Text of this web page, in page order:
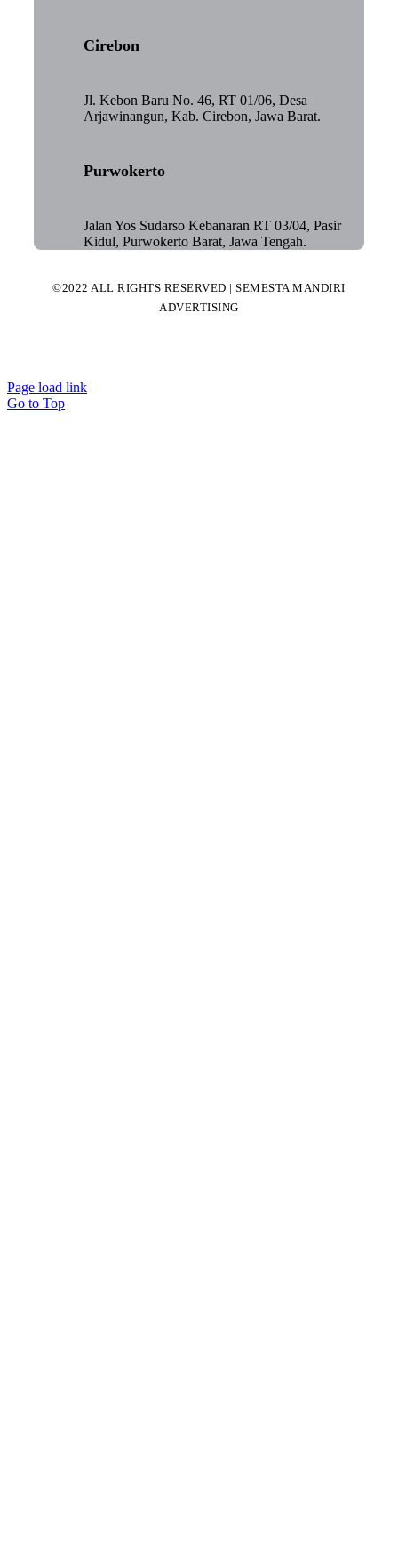
Cirebon
Jl. Kebon Baru No. 46, RT 01/06, Desa
Arjawinangun, Kab. Cirebon, Jawa Barat.
Purwokerto
Jalan Yos Sudarso Kebanaran RT 03/04, Pasir
Kidul, Purwokerto Barat, Jawa Tengah.
©2022 ALL RIGHTS RESERVED | SEMESTA MANDIRI
ADVERTISING
Page load link
Go to Top